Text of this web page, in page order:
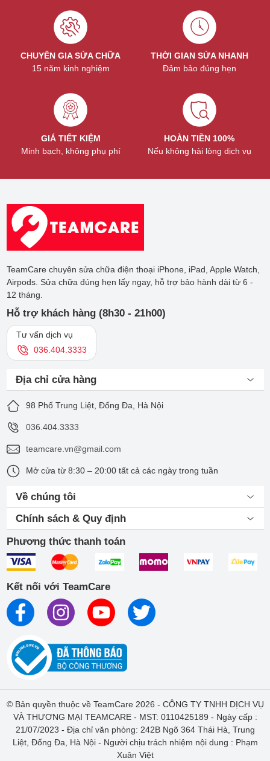
CHUYÊN GIA SỬA CHỮA
15 năm kinh nghiệm
THỜI GIAN SỬA NHANH
Đảm bảo đúng hẹn
GIÁ TIẾT KIỆM
Minh bạch, không phụ phí
HOÀN TIỀN 100%
Nếu không hài lòng dịch vụ
TeamCare chuyên sửa chữa điện thoại iPhone, iPad, Apple Watch,
Airpods. Sửa chữa đúng hẹn lấy ngay, hỗ trợ bảo hành dài từ 6 -
12 tháng.
Hỗ trợ khách hàng (8h30 - 21h00)
Tư vấn dịch vụ
036.404.3333
Địa chỉ cửa hàng
98 Phố Trung Liệt, Đống Đa, Hà Nội
036.404.3333
teamcare.vn@gmail.com
Mở cửa từ 8:30 – 20:00 tất cả các ngày trong tuần
Về chúng tôi
Chính sách & Quy định
Phương thức thanh toán
Kết nối với TeamCare
© Bản quyền thuộc về TeamCare 2026 - CÔNG TY TNHH DỊCH VỤ
VÀ THƯƠNG MẠI TEAMCARE - MST: 0110425189 - Ngày cấp :
21/07/2023 - Địa chỉ văn phòng: 242B Ngõ 364 Thái Hà, Trung
Liệt, Đống Đa, Hà Nội - Người chịu trách nhiệm nội dung : Phạm
Xuân Việt